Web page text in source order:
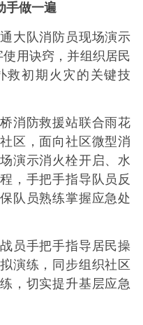
手做一遍
队消防员现场演示
使用诀窍，并组织居民
救初期火灾的关键技
防救援站联合雨花
区，面向社区微型消
演示消火栓开启、水
，手把手指导队员反
队员熟练掌握应急处
手把手指导居民操
演练，同步组织社区
，切实提升基层应急